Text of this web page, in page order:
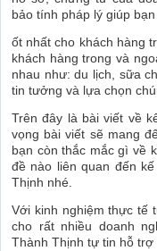
bảo tính pháp lý giúp
ốt nhất cho khách hàng
khách hàng trong và
nhau như: du lịch, sữa
tin tưởng và lựa chọn
Trên đây là bài viết về
vọng bài viết sẽ mang
bạn còn thắc mắc gì về
đề nào liên quan đến
Thịnh nhé.
Với kinh nghiệm thực tế
cho rất nhiều doanh
Thành Thịnh tự tin hỗ trợ